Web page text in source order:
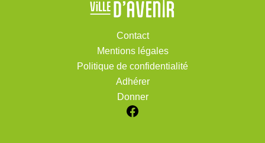
Contact
Mentions légales
Politique de confidentialité
Adhérer
Donner
Facebook